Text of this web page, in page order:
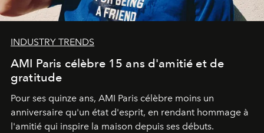
INDUSTRY TRENDS
AMI Paris célèbre 15 ans d'amitié et de
gratitude
Pour ses quinze ans, AMI Paris célèbre moins un
anniversaire qu'un état d'esprit, en rendant hommage à
l'amitié qui inspire la maison depuis ses débuts.